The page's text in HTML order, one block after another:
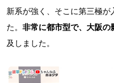
新系が強く、そこに第三極が
た。非常に都市型で、大阪の
及しました。